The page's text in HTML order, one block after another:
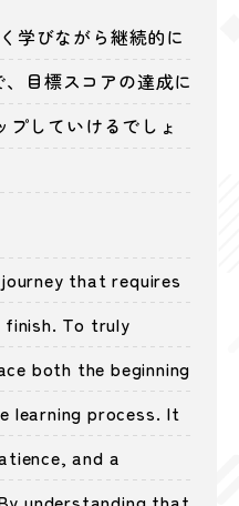
学びながら継続的に
目標スコアの達成に
していけるでしょ
that requires
To truly
both the beginning
learning process. It
and a